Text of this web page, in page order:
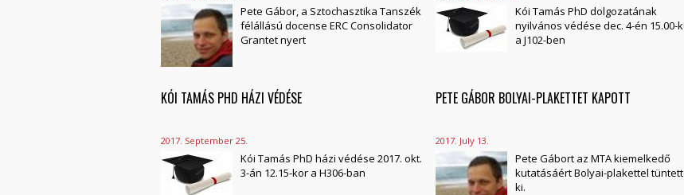
Pete Gábor, a Sztochasztika Tanszék
félállású docense ERC Consolidator
Grantet nyert
Kói Tamás PhD dolgozatának
nyilvános védése dec. 4-én 15.00-
a J102-ben
KÓI TAMÁS PHD HÁZI VÉDÉSE
2017. September 25.
Kói Tamás PhD házi védése 2017. okt.
3-án 12.15-kor a H306-ban
PETE GÁBOR BOLYAI-PLAKETTET KAPOTT
2017. July 13.
Pete Gábort az MTA kiemelkedő
kutatásáért Bolyai-plakettel
ki.